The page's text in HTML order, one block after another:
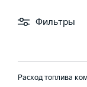
Фильтры
Время разгона 0-
Расход топлива